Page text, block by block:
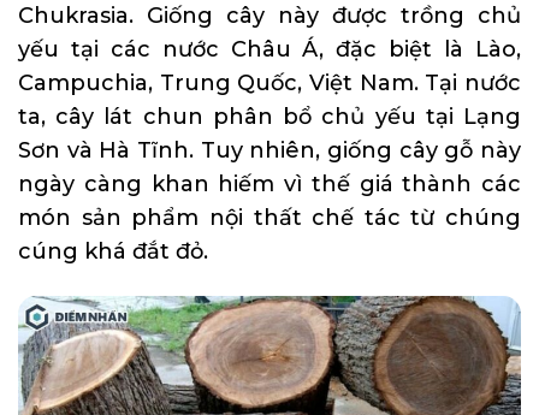
Chukrasia. Giống cây này được trồng chủ
yếu tại các nước Châu Á, đặc biệt là Lào,
Campuchia, Trung Quốc, Việt Nam. Tại nước
ta, cây lát chun phân bổ chủ yếu tại Lạng
Sơn và Hà Tĩnh. Tuy nhiên, giống cây gỗ này
ngày càng khan hiếm vì thế giá thành các
món sản phẩm nội thất chế tác từ chúng
cúng khá đắt đỏ.